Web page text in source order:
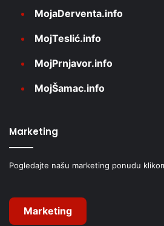
MojaDerventa.info
MojTeslić.info
MojPrnjavor.info
MojŠamac.info
Marketing
Pogledajte našu marketing ponudu
Marketing